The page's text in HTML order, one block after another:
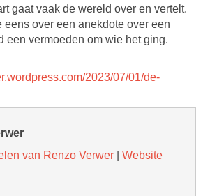
gaat vaak de wereld over en vertelt.
eens over een anekdote over een
een vermoeden om wie het ging.
2023/07/01/de-
van Renzo Verwer
Website